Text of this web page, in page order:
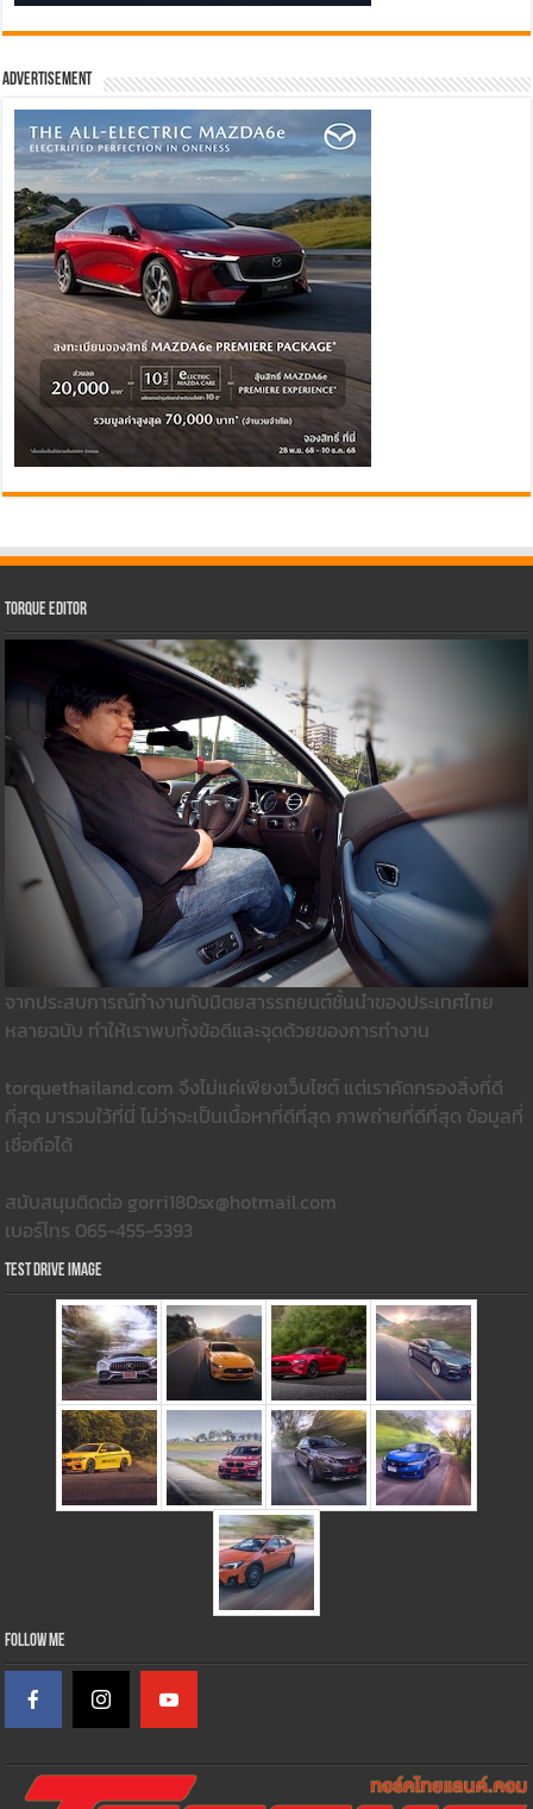
Advertisement
Torque Editor
จากประสบการณ์ทำงานกับนิตยสารรถยนต์ชั้นนำของประเทศไทย
หลายฉบับ ทำให้เราพบทั้งข้อดีและจุดด้วยของการทำงาน
torquethailand.com จึงไม่แค่เพียงเว็บไซต์ แต่เราคัดกรองสิ่งที่ดี
ที่สุด มารวมใว้ที่นี่ ไม่ว่าจะเป็นเนื้อหาที่ดีที่สุด ภาพถ่ายที่ดีที่สุด ข้อมูลที่
เชื่อถือได้
สนับสนุนติดต่อ gorri180sx@hotmail.com
เบอร์โทร 065-455-5393
Test Drive Image
Follow Me